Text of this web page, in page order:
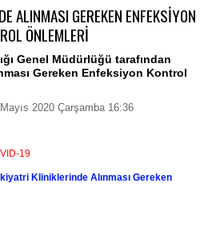
ALINMASI GEREKEN ENFEKSİYON
ÖNLEMLERİ
Genel Müdürlüğü tarafından
Gereken Enfeksiyon Kontrol
2020 Çarşamba 16:36
19
Kliniklerinde Alınması Gereken